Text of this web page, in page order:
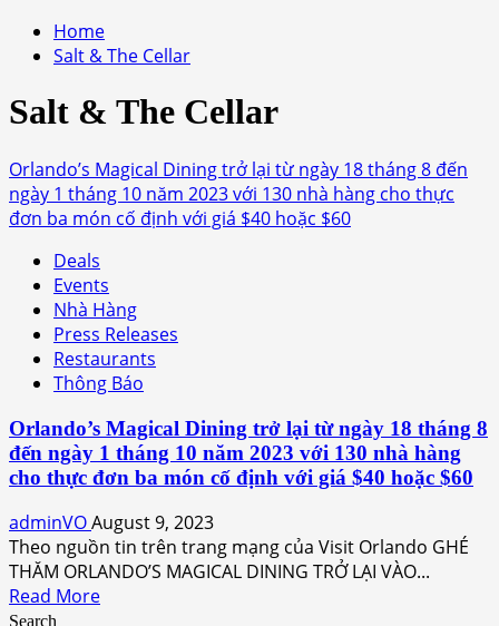
Home
Salt & The Cellar
Salt & The Cellar
Orlando’s Magical Dining trở lại từ ngày 18 tháng 8 đến
ngày 1 tháng 10 năm 2023 với 130 nhà hàng cho thực
đơn ba món cố định với giá $40 hoặc $60
Deals
Events
Nhà Hàng
Press Releases
Restaurants
Thông Báo
Orlando’s Magical Dining trở lại từ ngày 18 tháng 8
đến ngày 1 tháng 10 năm 2023 với 130 nhà hàng
cho thực đơn ba món cố định với giá $40 hoặc $60
adminVOAugust 9, 2023
Theo nguồn tin trên trang mạng của Visit Orlando GHÉ
THĂM ORLANDO’S MAGICAL DINING TRỞ LẠI VÀO...
Read MoreRead
Search